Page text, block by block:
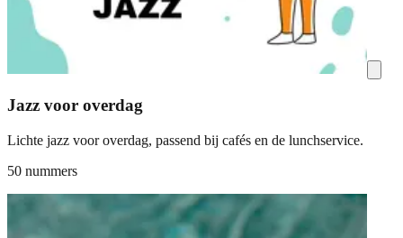
Jazz voor overdag
Lichte jazz voor overdag, passend bij cafés en de lunchservice.
50 nummers